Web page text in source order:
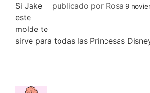
publicado por Rosa 9
Si Jake
este
molde te
sirve para todas las Princesas